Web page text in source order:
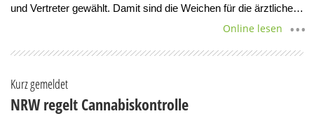
und Vertreter gewählt. Damit sind die Weichen für die ärztliche…
Online lesen
Kurz gemeldet
NRW regelt Cannabiskontrolle